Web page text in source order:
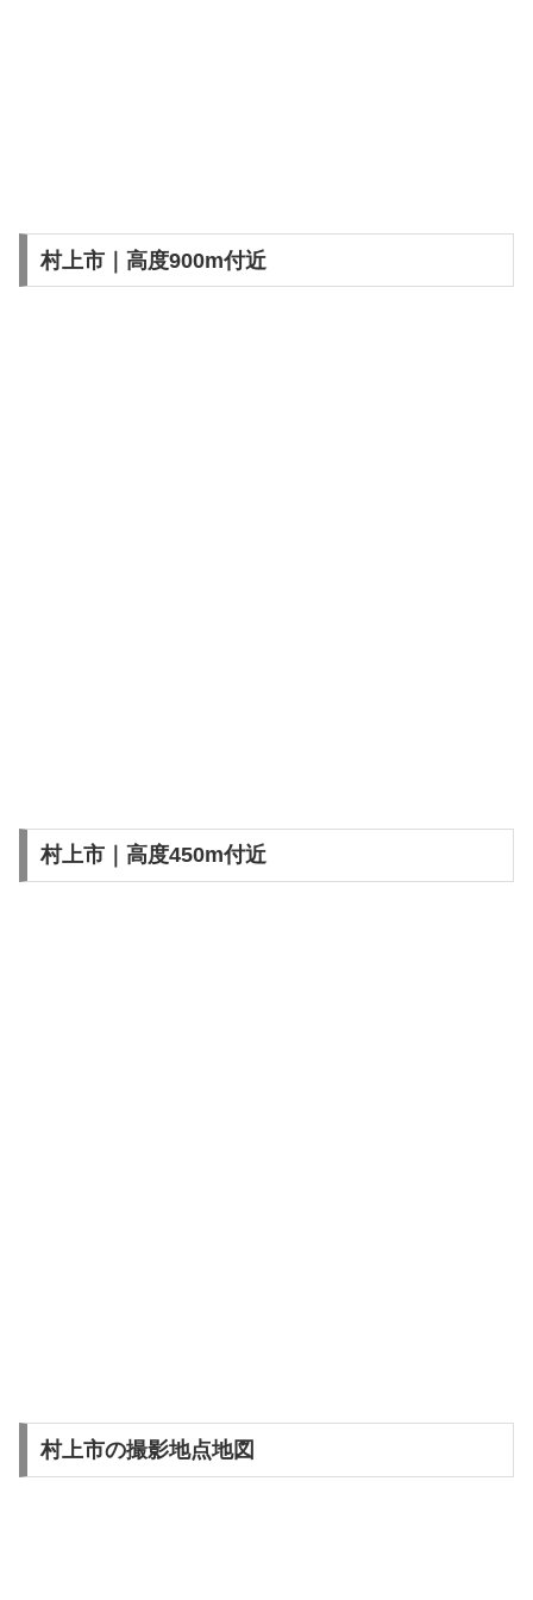
村上市｜高度900m付近
村上市｜高度450m付近
村上市の撮影地点地図